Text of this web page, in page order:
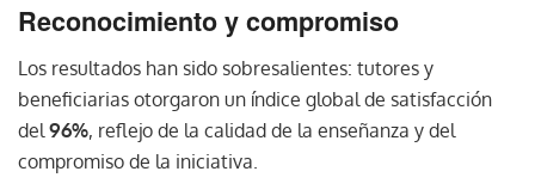
Reconocimiento y compromiso
Los resultados han sido sobresalientes: tutores y
beneficiarias otorgaron un índice global de satisfacción
del 96%, reflejo de la calidad de la enseñanza y del
compromiso de la iniciativa.